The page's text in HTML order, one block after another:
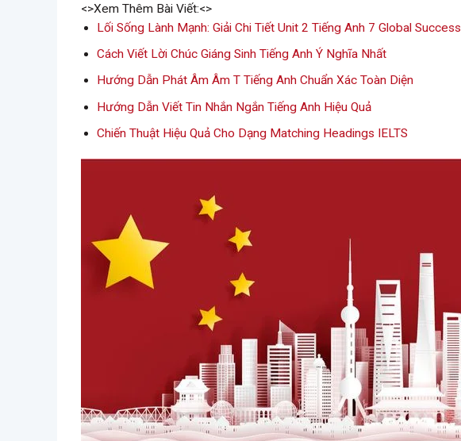
<>Xem Thêm Bài Viết:<>
Lối Sống Lành Mạnh: Giải Chi Tiết Unit 2 Tiếng Anh 7 Global Success
Cách Viết Lời Chúc Giáng Sinh Tiếng Anh Ý Nghĩa Nhất
Hướng Dẫn Phát Âm Âm T Tiếng Anh Chuẩn Xác Toàn Diện
Hướng Dẫn Viết Tin Nhắn Ngắn Tiếng Anh Hiệu Quả
Chiến Thuật Hiệu Quả Cho Dạng Matching Headings IELTS